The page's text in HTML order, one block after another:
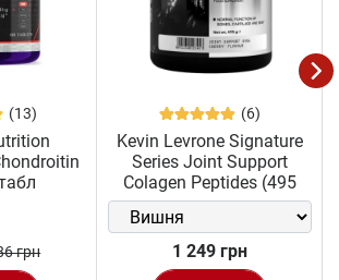
(13)
грн
(6)
Kevin Levrone Signature
Series Joint Support
Colagen Peptides (495
грам)
1 249 грн